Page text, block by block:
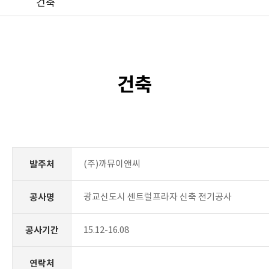
건축
발주처 (주)까뮤이앤씨
공사명 광교신도시 센트럴프라자 신축 전기공사
공사기간 15.12-16.08
연락처